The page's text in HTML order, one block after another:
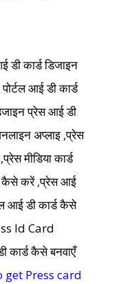
डी कार्ड डिजाइन
आई डी कार्ड
प्रेस आई डी
अप्लाइ ,प्रेस
प्रेस मीडिया कार्ड
कैसे करें,प्रेस आई
आई डी कार्ड कैसे
Id Card
कार्ड कैसे बनवाएँ
get Press card